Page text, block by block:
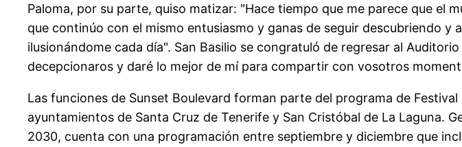
Paloma, por su parte, quiso matizar: "Hace tiempo que me parece que el
que continúo con el mismo entusiasmo y ganas de seguir descubriendo
ilusionándome cada día". San Basilio se congratuló de regresar al
decepcionaros y daré lo mejor de mí para compartir con vosotros
Las funciones de Sunset Boulevard forman parte del programa de
ayuntamientos de Santa Cruz de Tenerife y San Cristóbal de La Laguna.
2030, cuenta con una programación entre septiembre y diciembre que